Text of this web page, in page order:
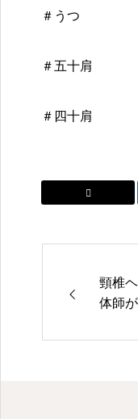
＃うつ
＃五十肩
＃四十肩
頸椎
体師